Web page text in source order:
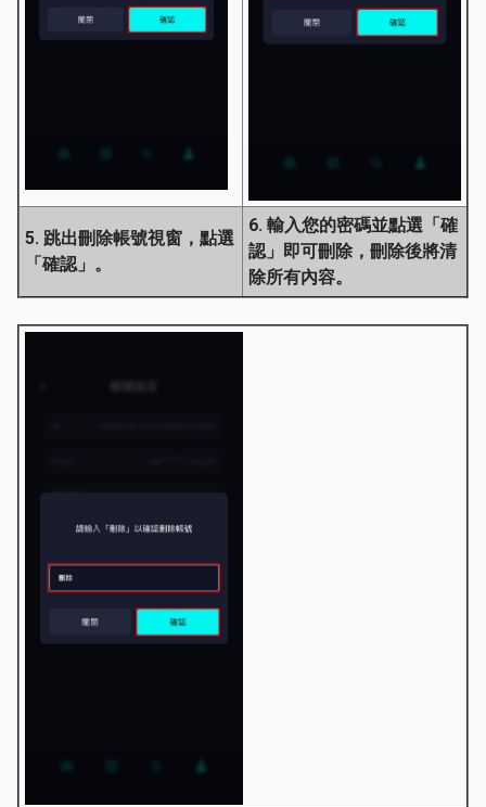
5. 跳出刪除帳號視窗，點選
「確認」。
6. 輸入您的密碼並點選「確
認」即可刪除，刪除後將清
除所有內容。